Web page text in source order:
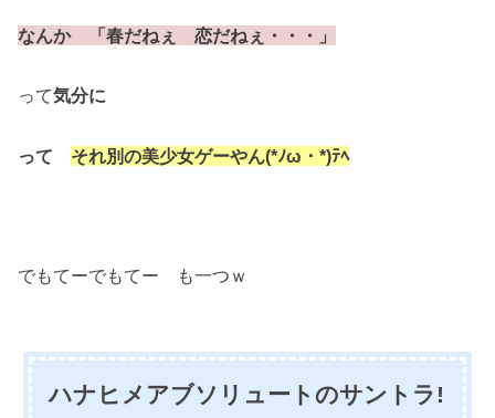
なんか 「春だねぇ 恋だねぇ・・・」
って気分に
って それ別の美少女ゲーやん(*ﾉω・*)ﾃﾍ
でもてーでもてー も一つｗ
ハナヒメアブソリュートのサントラ!